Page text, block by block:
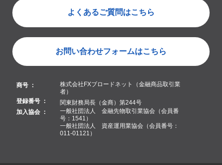
よくあるご質問はこちら
お問い合わせフォームはこちら
商号 ：
株式会社FXブロードネット（金融商品取引業
者）
登録番号 ：
関東財務局長（金商）第244号
加入協会 ：
一般社団法人 金融先物取引業協会（会員番
号：1541）
一般社団法人 資産運用業協会（会員番号：
011-01121）